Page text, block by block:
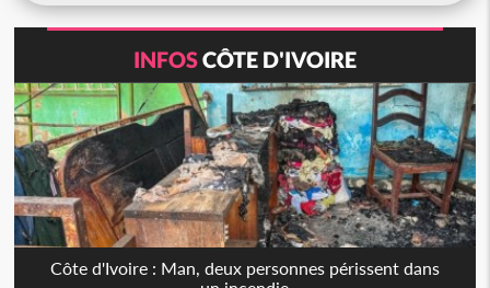
INFOSCÔTE D'IVOIRE
Côte d'Ivoire : Man, deux personnes périssent dans